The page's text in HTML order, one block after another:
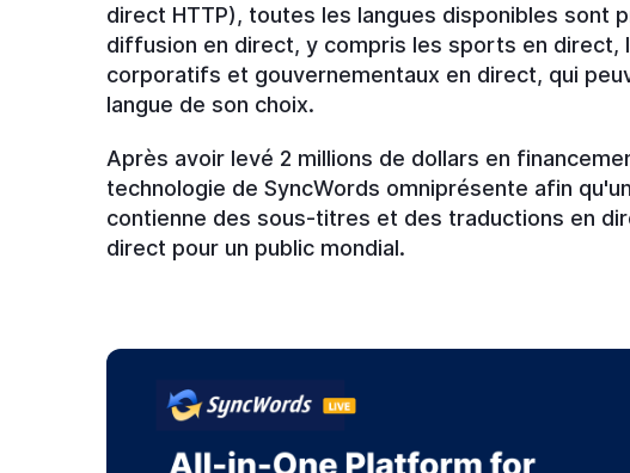
direct HTTP), toutes les langues disponibles sont
diffusion en direct, y compris les sports en direct,
corporatifs et gouvernementaux en direct, qui
langue de son choix.
Après avoir levé 2 millions de dollars en
technologie de SyncWords omniprésente afin
contienne des sous-titres et des traductions en
direct pour un public mondial.